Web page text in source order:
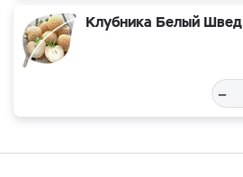
Клубника Белый Швед
–